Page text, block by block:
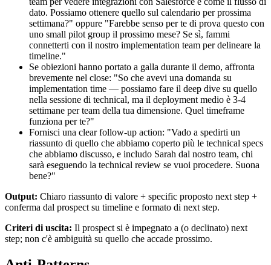
dato. Possiamo ottenere quello sul calendario per prossima
settimana?" oppure "Farebbe senso per te di prova questo con
uno small pilot group il prossimo mese? Se sì, fammi
connetterti con il nostro implementation team per delineare la
timeline."
Se obiezioni hanno portato a galla durante il demo, affronta
brevemente nel close: "So che avevi una domanda su
implementation time — possiamo fare il deep dive su quello
nella sessione di technical, ma il deployment medio è 3-4
settimane per team della tua dimensione. Quel timeframe
funziona per te?"
Fornisci una clear follow-up action: "Vado a spedirti un
riassunto di quello che abbiamo coperto più le technical specs
che abbiamo discusso, e includo Sarah dal nostro team, chi
sarà eseguendo la technical review se vuoi procedere. Suona
bene?"
Output: Chiaro riassunto di valore + specific proposto next step +
conferma dal prospect su timeline e formato di next step.
Criteri di uscita: Il prospect si è impegnato a (o declinato) next
step; non c'è ambiguità su quello che accade prossimo.